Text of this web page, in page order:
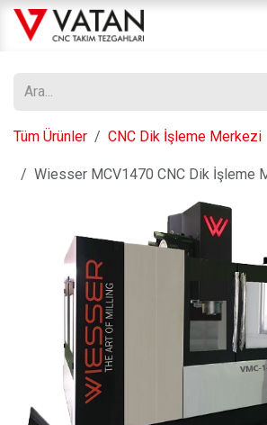
İçereği Atla
Tüm Ürünler CNC Dik İşleme Merkezi
Wiesser MCV1470 CNC Dik İşleme